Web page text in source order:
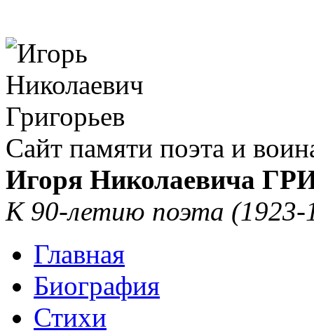
Сайт памяти поэта и
Игоря Николаевича
К 90-летию поэта (1923-
Главная
Биография
Стихи